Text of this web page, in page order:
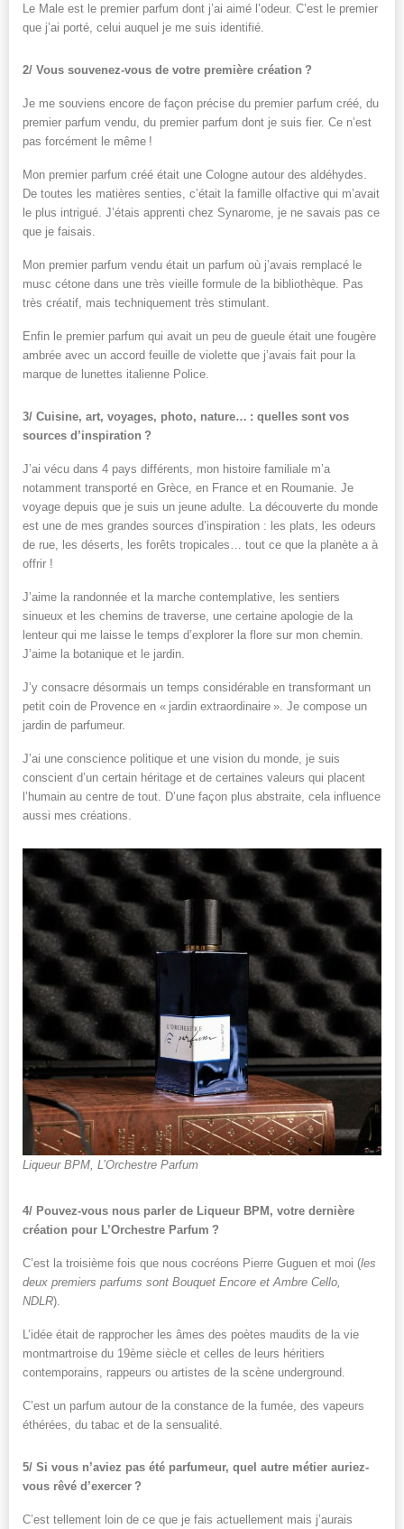
Le Male est le premier parfum dont j’ai aimé l’odeur. C’est le premier
que j’ai porté, celui auquel je me suis identifié.
2/ Vous souvenez-vous de votre première création ?
Je me souviens encore de façon précise du premier parfum créé, du
premier parfum vendu, du premier parfum dont je suis fier. Ce n’est
pas forcément le même !
Mon premier parfum créé était une Cologne autour des aldéhydes.
De toutes les matières senties, c’était la famille olfactive qui m’avait
le plus intrigué. J’étais apprenti chez Synarome, je ne savais pas ce
que je faisais.
Mon premier parfum vendu était un parfum où j’avais remplacé le
musc cétone dans une très vieille formule de la bibliothèque. Pas
très créatif, mais techniquement très stimulant.
Enfin le premier parfum qui avait un peu de gueule était une fougère
ambrée avec un accord feuille de violette que j’avais fait pour la
marque de lunettes italienne Police.
3/ Cuisine, art, voyages, photo, nature… : quelles sont vos
sources d’inspiration ?
J’ai vécu dans 4 pays différents, mon histoire familiale m’a
notamment transporté en Grèce, en France et en Roumanie. Je
voyage depuis que je suis un jeune adulte. La découverte du monde
est une de mes grandes sources d’inspiration : les plats, les odeurs
de rue, les déserts, les forêts tropicales… tout ce que la planète a à
offrir !
J’aime la randonnée et la marche contemplative, les sentiers
sinueux et les chemins de traverse, une certaine apologie de la
lenteur qui me laisse le temps d’explorer la flore sur mon chemin.
J’aime la botanique et le jardin.
J’y consacre désormais un temps considérable en transformant un
petit coin de Provence en « jardin extraordinaire ». Je compose un
jardin de parfumeur.
J’ai une conscience politique et une vision du monde, je suis
conscient d’un certain héritage et de certaines valeurs qui placent
l’humain au centre de tout. D’une façon plus abstraite, cela influence
aussi mes créations.
Liqueur BPM, L’Orchestre Parfum
4/ Pouvez-vous nous parler de Liqueur BPM, votre dernière
création pour L’Orchestre Parfum ?
C’est la troisième fois que nous cocréons Pierre Guguen et moi (les
deux premiers parfums sont Bouquet Encore et Ambre Cello,
NDLR).
L’idée était de rapprocher les âmes des poètes maudits de la vie
montmartroise du 19ème siècle et celles de leurs héritiers
contemporains, rappeurs ou artistes de la scène underground.
C’est un parfum autour de la constance de la fumée, des vapeurs
éthérées, du tabac et de la sensualité.
5/ Si vous n’aviez pas été parfumeur, quel autre métier auriez-
vous rêvé d’exercer ?
C’est tellement loin de ce que je fais actuellement mais j’aurais